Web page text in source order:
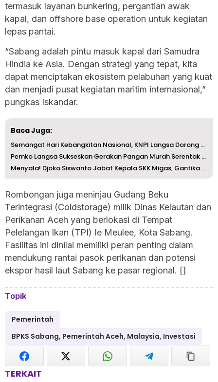
termasuk layanan bunkering, pergantian awak
kapal, dan offshore base operation untuk kegiatan
lepas pantai.
“Sabang adalah pintu masuk kapal dari Samudra
Hindia ke Asia. Dengan strategi yang tepat, kita
dapat menciptakan ekosistem pelabuhan yang kuat
dan menjadi pusat kegiatan maritim internasional,”
pungkas Iskandar.
Baca Juga:
Semangat Hari Kebangkitan Nasional, KNPI Langsa Dorong Pe...
Pemko Langsa Sukseskan Gerakan Pangan Murah Serentak di I...
Menyala! Djoko Siswanto Jabat Kepala SKK Migas, Gantikan ...
Rombongan juga meninjau Gudang Beku
Terintegrasi (Coldstorage) milik Dinas Kelautan dan
Perikanan Aceh yang berlokasi di Tempat
Pelelangan Ikan (TPI) Ie Meulee, Kota Sabang.
Fasilitas ini dinilai memiliki peran penting dalam
mendukung rantai pasok perikanan dan potensi
ekspor hasil laut Sabang ke pasar regional. []
Topik
Pemerintah
BPKS Sabang, Pemerintah Aceh, Malaysia, Investasi
TERKAIT